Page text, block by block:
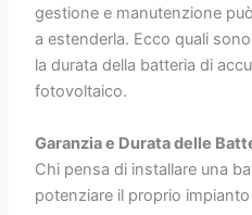
gestione e manutenzione
a estenderla. Ecco quali
la durata della batteria di
fotovoltaico.
Garanzia e Durata delle
Chi pensa di installare una
potenziare il proprio